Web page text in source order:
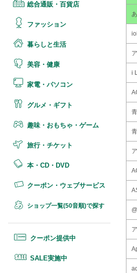
総合通販・百貨店
ファッション
暮らしと生活
美容・健康
家電・パソコン
グルメ・ギフト
趣味・おもちゃ・ゲーム
旅行・チケット
本・CD・DVD
クーポン・ウェブサービス
ショップ一覧(50音順)で探す
クーポン提供中
SALE実施中
i